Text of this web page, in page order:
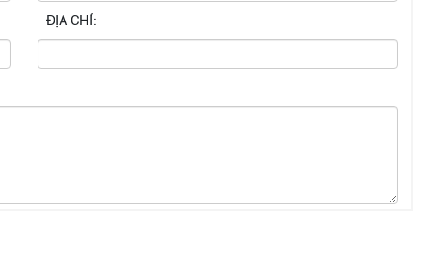
ĐỊA CHỈ: